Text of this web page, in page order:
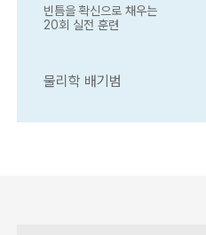
빈틈을 확신으로 채우는
20회 실전 훈련
물리학 배기범